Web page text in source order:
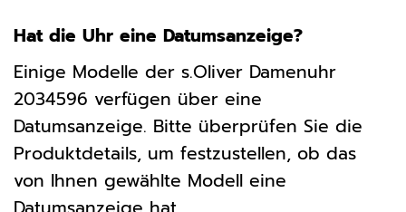
Hat die Uhr eine Datumsanzeige?
Einige Modelle der s.Oliver Damenuhr
2034596 verfügen über eine
Datumsanzeige. Bitte überprüfen Sie die
Produktdetails, um festzustellen, ob das
von Ihnen gewählte Modell eine